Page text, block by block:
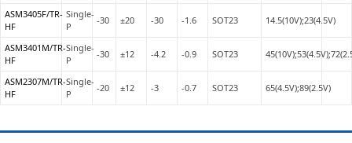
ASM3405F/TR-
HF
Single-
P
-30 ±20 -30 -1.6 SOT23 14.5(10V);23(4.5V)
ASM3401M/TR-
HF
Single-
P
-30 ±12 -4.2 -0.9 SOT23
ASM2307M/TR-
HF
Single-
P
-20 ±12 -3 -0.7 SOT23 65(4.5V);89(2.5V)